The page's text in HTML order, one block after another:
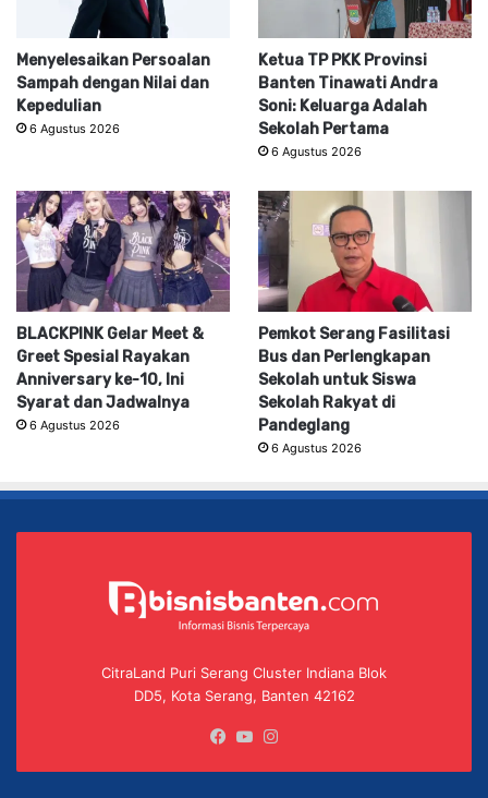
Menyelesaikan Persoalan
Sampah dengan Nilai dan
Kepedulian
6 Agustus 2026
Ketua TP PKK Provinsi
Banten Tinawati Andra
Soni: Keluarga Adalah
Sekolah Pertama
6 Agustus 2026
BLACKPINK Gelar Meet &
Greet Spesial Rayakan
Anniversary ke-10, Ini
Syarat dan Jadwalnya
6 Agustus 2026
Pemkot Serang Fasilitasi
Bus dan Perlengkapan
Sekolah untuk Siswa
Sekolah Rakyat di
Pandeglang
6 Agustus 2026
CitraLand Puri Serang Cluster Indiana Blok
DD5, Kota Serang, Banten 42162
Facebook
YouTube